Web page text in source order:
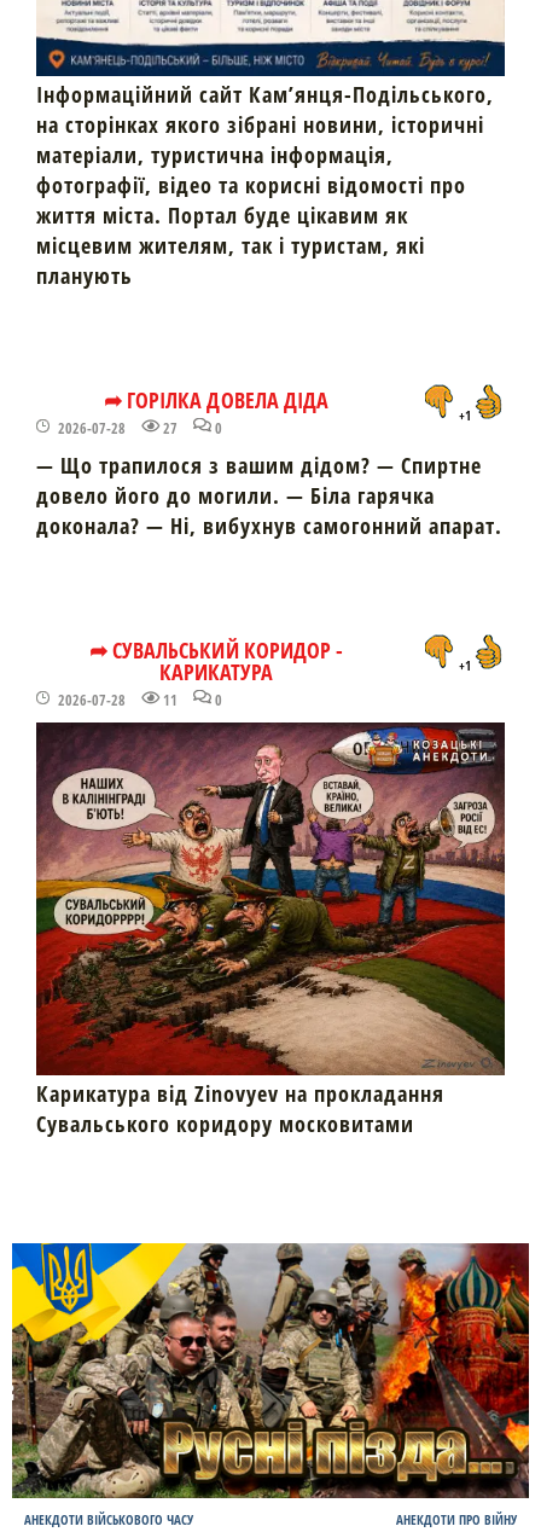
Інформаційний сайт Кам’янця-Подільського,
на сторінках якого зібрані новини, історичні
матеріали, туристична інформація,
фотографії, відео та корисні відомості про
життя міста. Портал буде цікавим як
місцевим жителям, так і туристам, які
планують
➦ ГОРІЛКА ДОВЕЛА ДІДА
2026-07-28 27 0
+1
— Що трапилося з вашим дідом? — Спиртне
довело його до могили. — Біла гарячка
доконала? — Ні, вибухнув самогонний апарат.
➦ СУВАЛЬСЬКИЙ КОРИДОР -
КАРИКАТУРА
2026-07-28 11 0
+1
Карикатура від Zinovyev на прокладання
Сувальського коридору московитами
АНЕКДОТИ ВІЙСЬКОВОГО ЧАСУ АНЕКДОТИ ПРО ВІЙНУ